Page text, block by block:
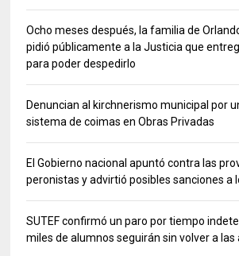
Ocho meses después, la familia de
pidió públicamente a la Justicia que
para poder despedirlo
Denuncian al kirchnerismo municipal por
sistema de coimas en Obras Privadas
El Gobierno nacional apuntó contra las
peronistas y advirtió posibles sanciones a
SUTEF confirmó un paro por tiempo
miles de alumnos seguirán sin volver a las